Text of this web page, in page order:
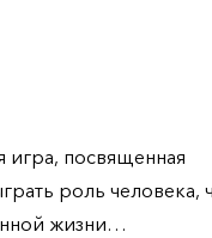
игра, посвященная
роль человека,
жизни…